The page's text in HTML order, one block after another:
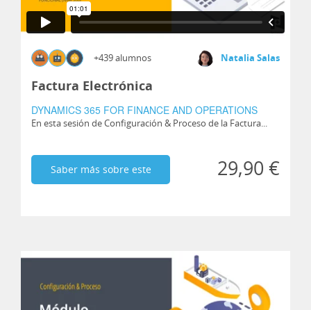
+439 alumnos Natalia Salas
Factura Electrónica
DYNAMICS 365 FOR FINANCE AND OPERATIONS
En esta sesión de Configuración & Proceso de la Factura...
Saber más sobre este 29,90 €